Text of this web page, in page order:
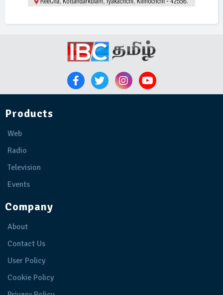
Products
Web
Radio
Television
Events
Company
About
Contact Us
User Policy
Cookie Policy